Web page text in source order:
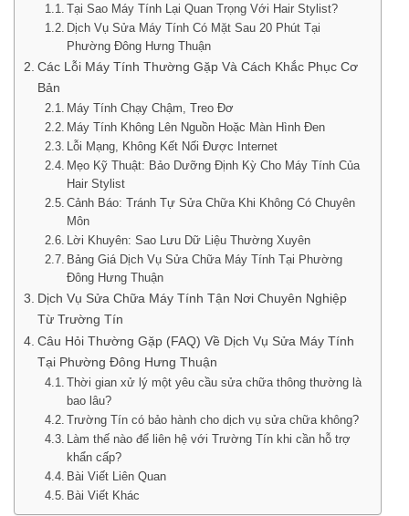
Tại Sao Máy Tính Lại Quan Trọng Với Hair Stylist?
Dịch Vụ Sửa Máy Tính Có Mặt Sau 20 Phút Tại
Phường Đông Hưng Thuận
Các Lỗi Máy Tính Thường Gặp Và Cách Khắc Phục Cơ
Bản
Máy Tính Chạy Chậm, Treo Đơ
Máy Tính Không Lên Nguồn Hoặc Màn Hình Đen
Lỗi Mạng, Không Kết Nối Được Internet
Mẹo Kỹ Thuật: Bảo Dưỡng Định Kỳ Cho Máy Tính Của
Hair Stylist
Cảnh Báo: Tránh Tự Sửa Chữa Khi Không Có Chuyên
Môn
Lời Khuyên: Sao Lưu Dữ Liệu Thường Xuyên
Bảng Giá Dịch Vụ Sửa Chữa Máy Tính Tại Phường
Đông Hưng Thuận
Dịch Vụ Sửa Chữa Máy Tính Tận Nơi Chuyên Nghiệp
Từ Trường Tín
Câu Hỏi Thường Gặp (FAQ) Về Dịch Vụ Sửa Máy Tính
Tại Phường Đông Hưng Thuận
Thời gian xử lý một yêu cầu sửa chữa thông thường là
bao lâu?
Trường Tín có bảo hành cho dịch vụ sửa chữa không?
Làm thế nào để liên hệ với Trường Tín khi cần hỗ trợ
khẩn cấp?
Bài Viết Liên Quan
Bài Viết Khác